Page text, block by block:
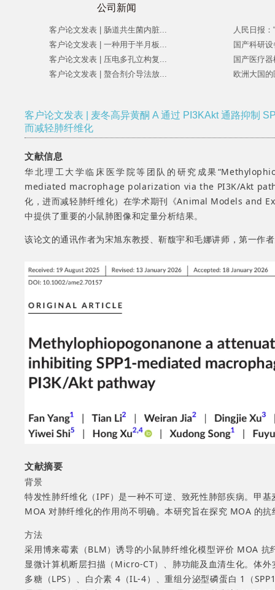
公司新闻
客户论文发表 | 肠道共生菌内脏...
客户论文发表 | 一种用于半月板...
客户论文发表 | 压电多孔立构复...
客户论文发表 | 螯合剂介导法放...
人民日报
国产科研
国产医疗
欧洲大国
客户论文发表 | 麦冬高异黄酮 A 通过 PI3KAkt 通路抑制
而减轻肺纤维化
文献信息
华北理工大学临床医学院等团队的研究成果
mediated macrophage polarization via the PI3K/Akt
化，进而减轻肺纤维化）在学术期刊《Animal Models and
中提供了重要的小鼠肺图像和定量分析结果。
该论文的通讯作者为宋旭东教授、靳馥宇和毛娜讲师，第一作
文献摘要
背景
特发性肺纤维化（IPF）是一种不可逆、致死性肺部疾病。甲
MOA 对肺纤维化的作用尚不明确。本研究旨在探究 MOA 的抗
方法
采用博来霉素（BLM）诱导的小鼠肺纤维化模型评价 MOA
显微计算机断层扫描（Micro-CT）、肺功能及血清生化。体
多糖（LPS）、白介素 4（IL-4）、重组分泌型磷蛋白 1（